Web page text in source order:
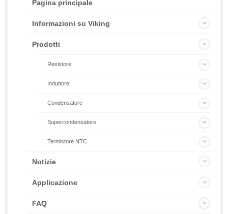
Pagina principale
Informazioni su Viking
Prodotti
Resistore
Induttore
Condensatore
Supercondensatore
Termistore NTC
Notizie
Applicazione
FAQ